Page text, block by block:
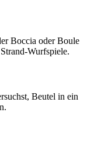
Boccia oder Boule
Wurfspiele.
Beutel in ein